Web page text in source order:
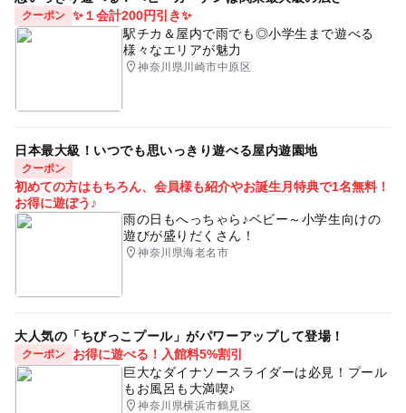
クーポン ✨１会計200円引き✨
駅チカ＆屋内で雨でも◎小学生まで遊べる
様々なエリアが魅力
神奈川県川崎市中原区
日本最大級！いつでも思いっきり遊べる屋内遊園地
クーポン
初めての方はもちろん、会員様も紹介やお誕生月特典で1名無料！
お得に遊ぼう♪
雨の日もへっちゃら♪ベビー～小学生向けの
遊びが盛りだくさん！
神奈川県海老名市
大人気の「ちびっこプール」がパワーアップして登場！
クーポン
お得に遊べる！入館料5%割引
巨大なダイナソースライダーは必見！プール
もお風呂も大満喫♪
神奈川県横浜市鶴見区